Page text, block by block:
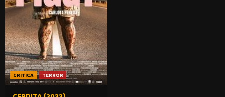
CRITICA TERROR